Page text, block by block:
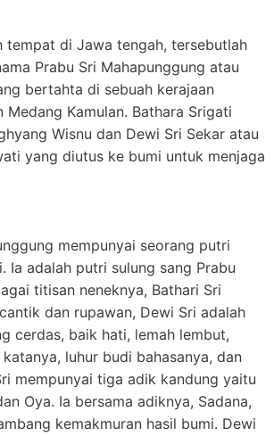
tempat di Jawa tengah, tersebutlah
Prabu Sri Mahapunggung atau
bertahta di sebuah kerajaan
Medang Kamulan. Bathara Srigati
Wisnu dan Dewi Sri Sekar atau
yang diutus ke bumi untuk menjaga
mempunyai seorang putri
Ia adalah putri sulung sang Prabu
titisan neneknya, Bathari Sri
dan rupawan, Dewi Sri adalah
cerdas, baik hati, lemah lembut,
luhur budi bahasanya, dan
mempunyai tiga adik kandung yaitu
Oya. Ia bersama adiknya, Sadana,
kemakmuran hasil bumi. Dewi